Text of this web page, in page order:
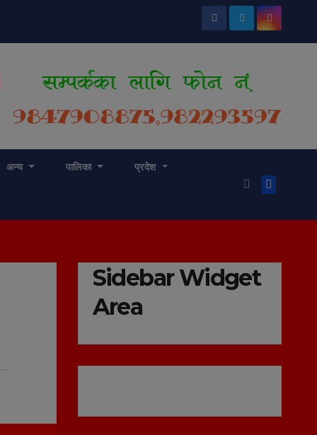
अन्य पालिका प्रदेश
Sidebar Widget
Area